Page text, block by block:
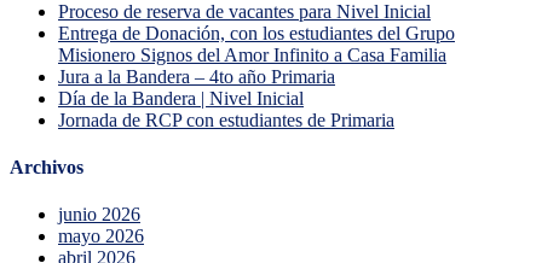
Proceso de reserva de vacantes para Nivel Inicial
Entrega de Donación, con los estudiantes del Grupo
Misionero Signos del Amor Infinito a Casa Familia
Jura a la Bandera – 4to año Primaria
Día de la Bandera | Nivel Inicial
Jornada de RCP con estudiantes de Primaria
Archivos
junio 2026
mayo 2026
abril 2026